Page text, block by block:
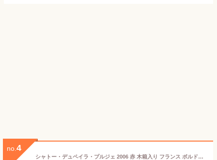
no. 4
シャトー・デュペイラ・プルジェ 2006 赤 木箱入り フランス ボルドー AOC コート・ド・ブール 赤ワイン 12.5度750ml ワイン ギフト プレゼント 2006年 成人式 記念日 成人 お祝い お中元 お歳暮 誕生日 バレンタイン ホワイトデー 赤 磁器婚式 送料無料 成人祝い お酒